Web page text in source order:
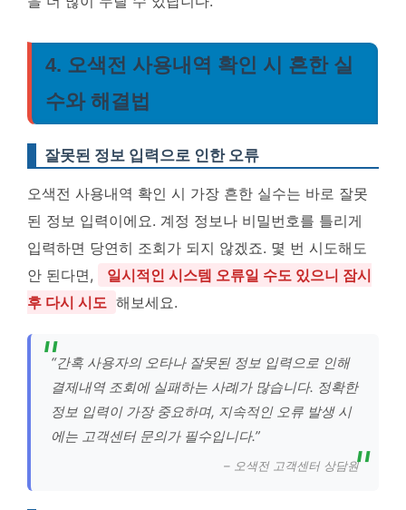
4. 오색전 사용내역 확인 시 흔한 실
수와 해결법
잘못된 정보 입력으로 인한 오류
오색전 사용내역 확인 시 가장 흔한 실수는 바로 잘못
된 정보 입력이에요. 계정 정보나 비밀번호를 틀리게
입력하면 당연히 조회가 되지 않겠죠. 몇 번 시도해도
안 된다면,
일시적인 시스템 오류일 수도 있으니 잠시
후 다시 시도 해보세요.
“간혹 사용자의 오타나 잘못된 정보 입력으로 인해
결제내역 조회에 실패하는 사례가 많습니다. 정확한
정보 입력이 가장 중요하며, 지속적인 오류 발생 시
에는 고객센터 문의가 필수입니다.”
– 오색전 고객센터 상담원